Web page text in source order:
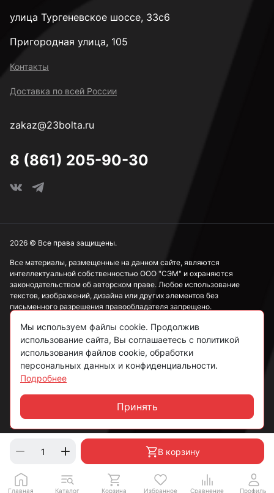
В корзину
улица Тургеневское шоссе, 33с6
Пригородная улица, 105
Контакты
Доставка по всей России
zakaz@23bolta.ru
8 (861) 205-90-30
Все материалы, размещенные на данном сайте, являются
интеллектуальной собственностью ООО "СЭМ" и охраняются
законодательством об авторском праве. Любое использование
текстов, изображений, дизайна или других элементов без
письменного разрешения правообладателя запрещено.
Информация, представленная на сайте, носит исключительно
ознакомительный характер и не может рассматриваться как
публичная оферта в соответствии со ст. 437 ГК РФ.
Политика конфиденциальности
Согласие на обработку данных
Пользовательское соглашение
2026 © Все права защищены.
Главная Каталог Корзина Избранное Сравнение Профиль
Мы используем файлы cookie. Продолжив
использование сайта, Вы соглашаетесь с политикой
использования файлов cookie, обработки
персональных данных и конфиденциальности.
Подробнее
Принять
Чат